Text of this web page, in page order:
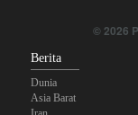
Anggota Kongres
Amerika Hadapi Iran
© 2026
Berita
Dunia
Asia Barat